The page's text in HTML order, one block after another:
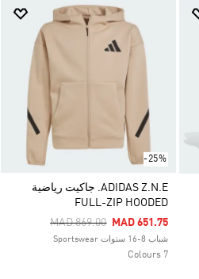
-25%
ADIDAS Z.N.E. جاكيت رياضية
FULL-ZIP HOODED
Price Reduced From
MAD 869.00ToMAD 651.75
شباب 8-16 سنوات Sportswear
7 Colours